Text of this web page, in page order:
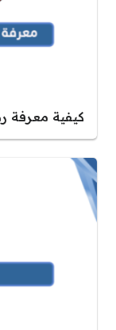
كيفية معرفة